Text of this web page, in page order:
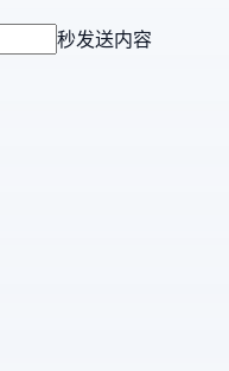
秒发送内容